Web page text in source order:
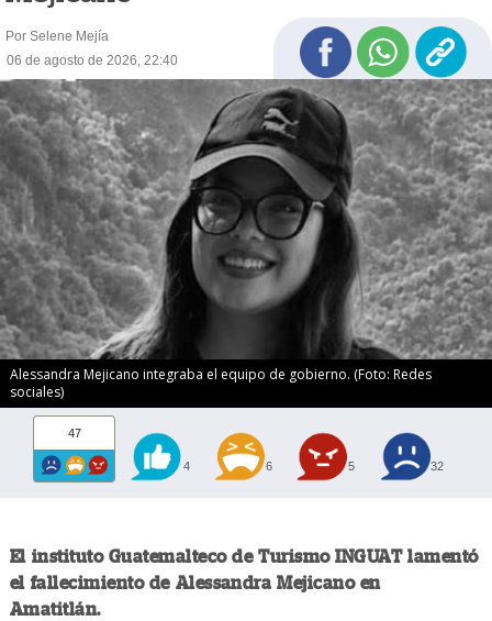
Por Selene Mejía
06 de agosto de 2026, 22:40
Alessandra Mejicano integraba el equipo de gobierno. (Foto: Redes
sociales)
47
4 6 5 32
El instituto Guatemalteco de Turismo INGUAT lamentó
el fallecimiento de Alessandra Mejicano en
Amatitlán.